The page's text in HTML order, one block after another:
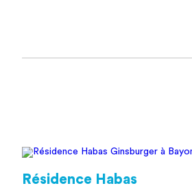
Résidence Habas